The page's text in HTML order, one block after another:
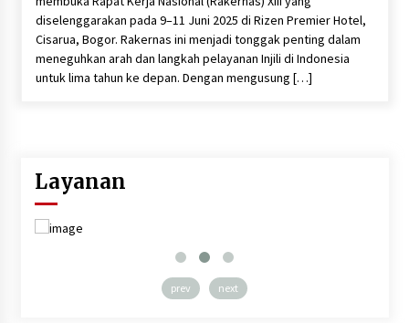
diselenggarakan pada 9–11 Juni 2025 di Rizen Premier Hotel,
Cisarua, Bogor. Rakernas ini menjadi tonggak penting dalam
meneguhkan arah dan langkah pelayanan Injili di Indonesia
untuk lima tahun ke depan. Dengan mengusung […]
Layanan
prev next